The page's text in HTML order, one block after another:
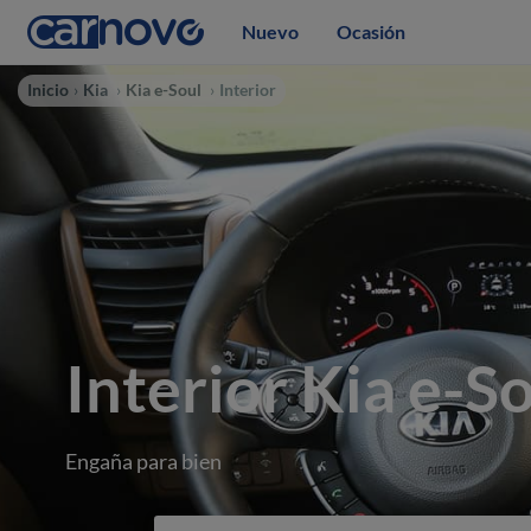
Nuevo Ocasión
Inicio Kia Kia e-Soul Interior
Interior Kia e-
Engaña para bien